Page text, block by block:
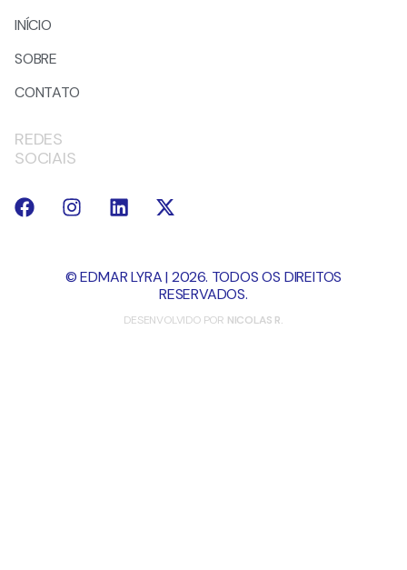
INÍCIO
SOBRE
CONTATO
REDES
SOCIAIS
© EDMAR LYRA | 2026. TODOS OS DIREITOS
RESERVADOS.
DESENVOLVIDO POR NICOLAS R.